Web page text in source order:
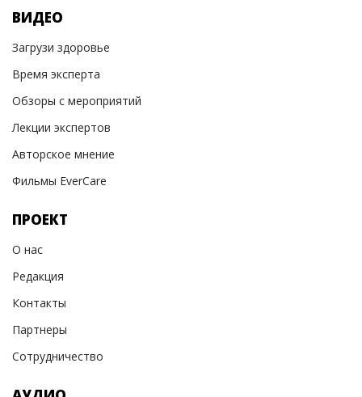
ВИДЕО
Загрузи здоровье
Время эксперта
Обзоры с мероприятий
Лекции экспертов
Авторское мнение
Фильмы EverCare
ПРОЕКТ
О нас
Редакция
Контакты
Партнеры
Сотрудничество